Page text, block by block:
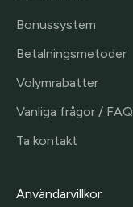
Bonussystem
Betalningsmetoder
Volymrabatter
Vanliga frågor / FAQ
Ta kontakt
Användarvillkor